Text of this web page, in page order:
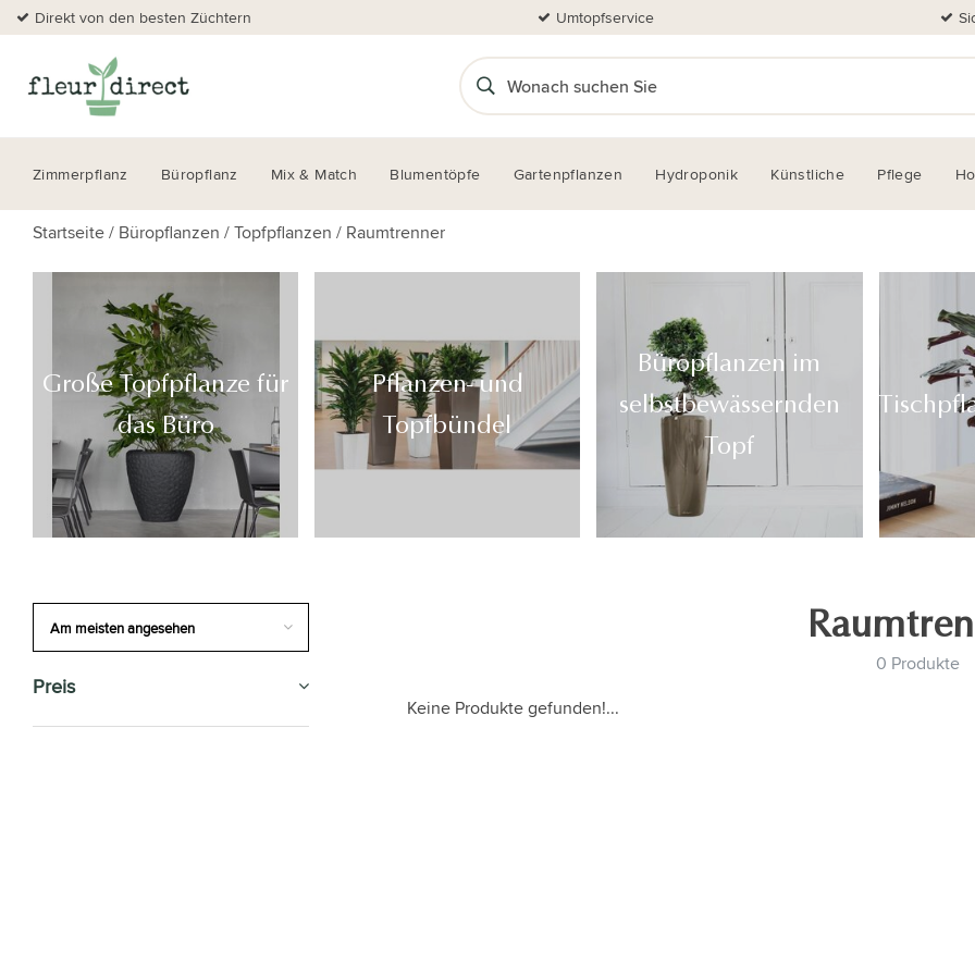
Direkt von den besten Züchtern Umtopfservice
Zimmerpflanz Büropflanz Mix & Match Blumentöpfe Gartenpflanzen Hydroponik Künstliche Pflege
Startseite/ Büropflanzen /Topfpflanzen / Raumtrenner
Große Topfpflanze für
das Büro
Pflanzen- und
Topfbündel
Büropflanzen im
selbstbewässernden
Topf
Preis
0 Produkte
Keine Produkte gefunden!...